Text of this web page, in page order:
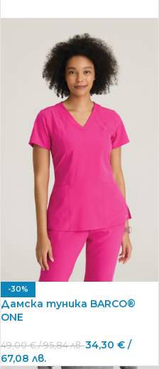
-30%
Дамска туника BARCO®
ONE
49,00€/ 95,84 лв.34,30 €/
67,08 лв.